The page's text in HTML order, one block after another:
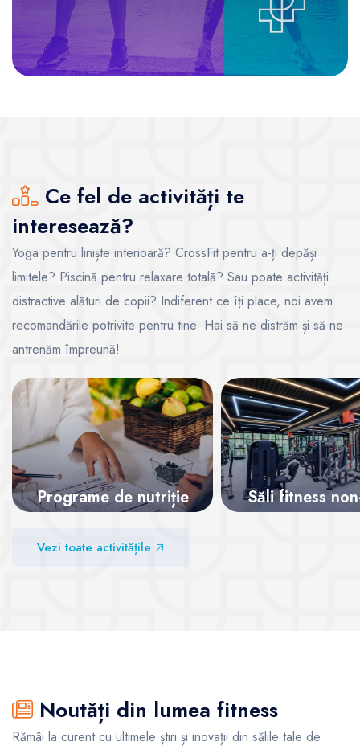
Ce fel de activități te
interesează?
Yoga pentru liniște interioară? CrossFit pentru a-ți depăși
limitele? Piscină pentru relaxare totală? Sau poate activități
distractive alături de copii? Indiferent ce îți place, noi avem
recomandările potrivite pentru tine. Hai să ne distrăm și să ne
antrenăm împreună!
Programe de nutriție
Vezi sălile
Săli fitness
Vezi toate activitățile
Noutăți din lumea fitness
Rămâi la curent cu ultimele știri și inovații din sălile tale de